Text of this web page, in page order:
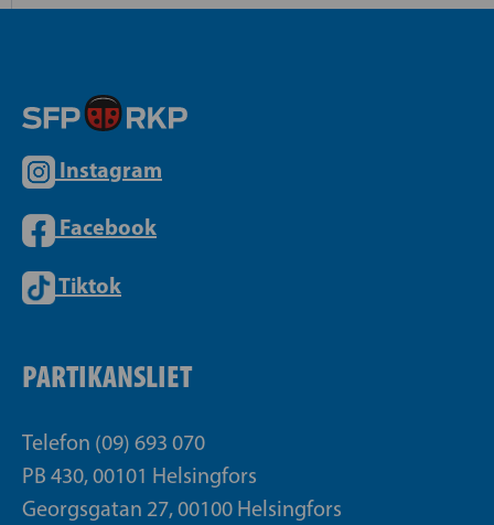
Instagram
Facebook
Tiktok
PARTIKANSLIET
Telefon (09) 693 070
PB 430, 00101 Helsingfors
Georgsgatan 27, 00100 Helsingfors